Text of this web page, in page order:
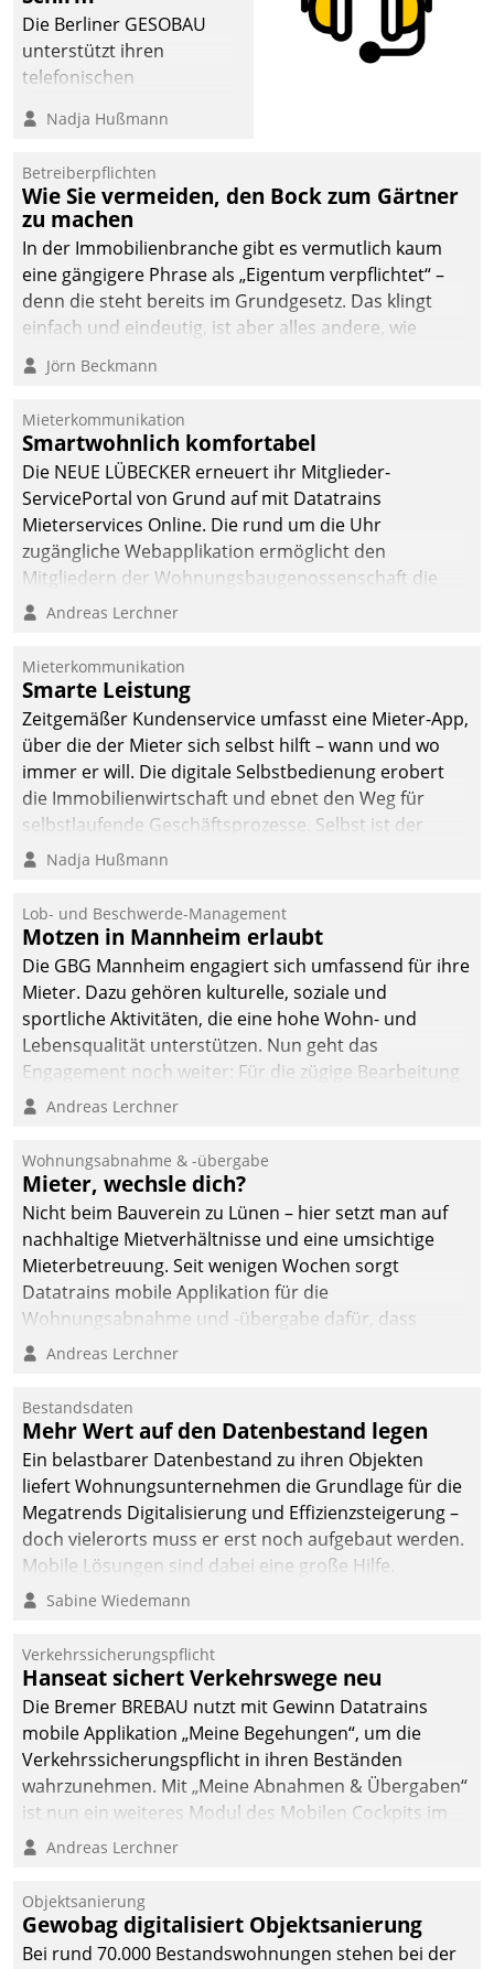
Die Berliner GESOBAU
unterstützt ihren
telefonischen
digitalen Cockpit, das
passende Fragen und
Schlagworte auswirft.
Eine intuitive
Dialogführung ermöglicht
dem externen
Serviceteam, Anrufe von
Mietenden zügiger und
effizienter zu bearbeiten.
Nadja Hußmann
Betreiberpflichten
Wie Sie vermeiden, den Bock zum Gärtner
zu machen
In der Immobilienbranche gibt es vermutlich kaum
eine gängigere Phrase als „Eigentum verpflichtet“ –
denn die steht bereits im Grundgesetz. Das klingt
einfach und eindeutig, ist aber alles andere, wie
Branchenbeschäftigte wissen. Denn mit der
Verantwortung folgen Verpflichtungen.
Jörn Beckmann
Mieterkommunikation
Smartwohnlich komfortabel
Die NEUE LÜBECKER erneuert ihr Mitglieder-
ServicePortal von Grund auf mit Datatrains
Mieterservices Online. Die rund um die Uhr
zugängliche Webapplikation ermöglicht den
Mitgliedern der Wohnungs­bau­genossenschaft die
Kontaktaufnahme per Smartphone, Tablet oder PC.
Andreas Lerchner
Mieterkommunikation
Smarte Leistung
Zeitgemäßer Kundenservice umfasst eine Mieter-App,
über die der Mieter sich selbst hilft – wann und wo
immer er will. Die digitale Selbstbedienung erobert
die Immobilienwirtschaft und ebnet den Weg für
selbstlaufende Geschäftsprozesse. Selbst ist der
Kunde und smart der Serviceanbieter.
Nadja Hußmann
Lob- und Beschwerde-Management
Motzen in Mannheim erlaubt
Die GBG Mannheim engagiert sich umfassend für ihre
Mieter. Dazu gehören kulturelle, soziale und
sportliche Aktivitäten, die eine hohe Wohn- und
Lebensqualität unterstützen. Nun geht das
Engagement noch weiter: Für die zügige Bearbeitung
von Beschwerden – oder Lob – richtet das
und Beschwerde-Management einen eigenen Kanal
ein.
Andreas Lerchner
Wohnungsabnahme & -übergabe
Mieter, wechsle dich?
Nicht beim Bauverein zu Lünen – hier setzt man auf
nachhaltige Mietverhältnisse und eine umsichtige
Mieterbetreuung. Seit wenigen Wochen sorgt
Datatrains mobile Applikation für die
Wohnungsabnahme und -übergabe dafür, dass
Mieter wohlgeordnet kommen und, so es sein muss,
Andreas Lerchner
Bestandsdaten
Mehr Wert auf den Datenbestand legen
Ein belastbarer Datenbestand zu ihren Objekten
liefert Wohnungsunternehmen die Grundlage für die
Megatrends Digitalisierung und Effizienzsteigerung –
doch vielerorts muss er erst noch aufgebaut werden.
Mobile Lösungen sind dabei eine große Hilfe.
Sabine Wiedemann
Verkehrssicherungspflicht
Hanseat sichert Verkehrswege neu
Die Bremer BREBAU nutzt mit Gewinn Datatrains
mobile Applikation „Meine Begehungen“, um die
Verkehrssicherungspflicht in ihren Beständen
wahrzunehmen. Mit „Meine Abnahmen & Übergaben“
ist nun ein weiteres Modul des Mobilen Cockpits im
Einsatz.
Andreas Lerchner
Objektsanierung
Gewobag digitalisiert Objektsanierung
Bei rund 70.000 Bestandswohnungen stehen bei der